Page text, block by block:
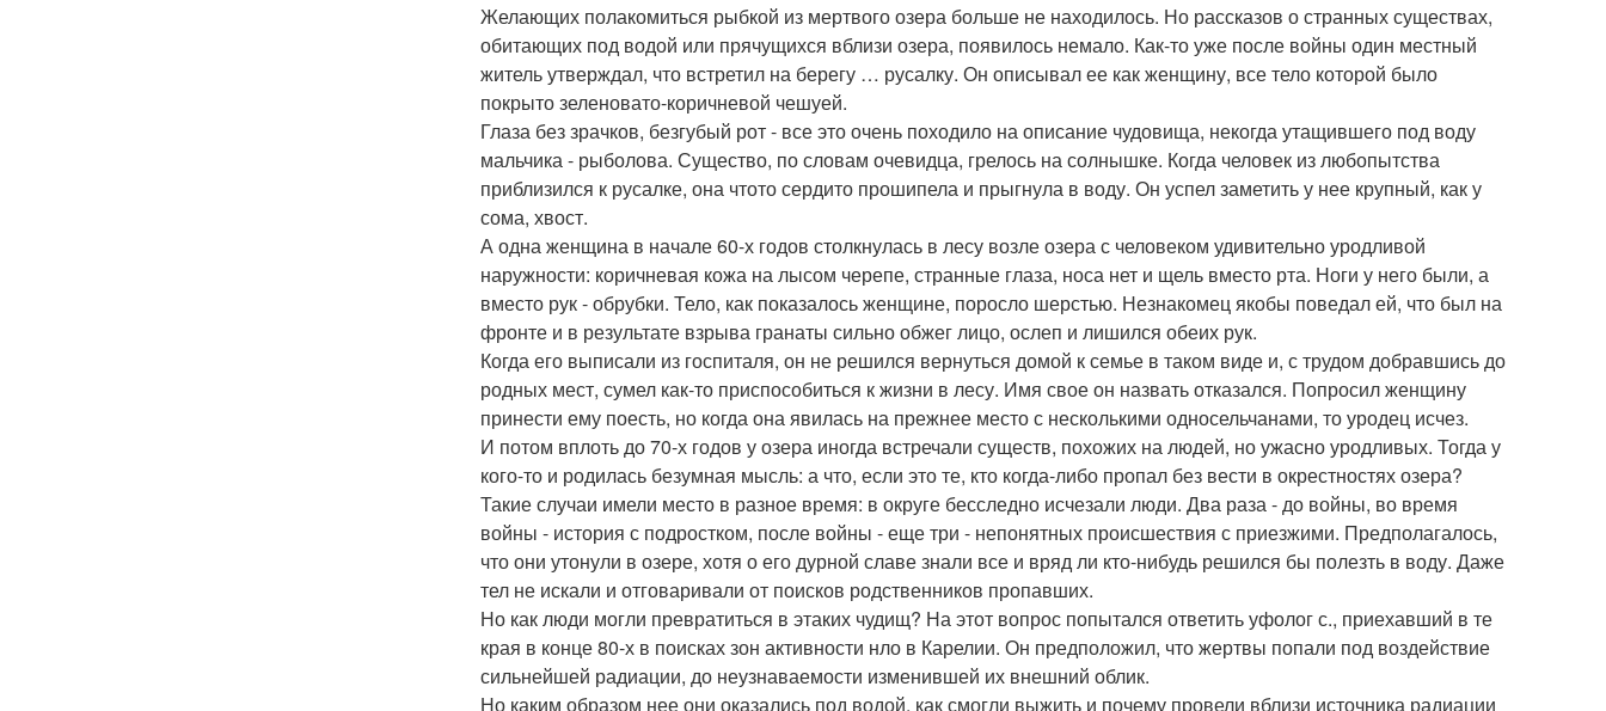
Желающих полакомиться рыбкой из мертвого озера больше не находилось. Но рассказов о странных существах,
обитающих под водой или прячущихся вблизи озера, появилось немало. Как-то уже после войны один местный
житель утверждал, что встретил на берегу … русалку. Он описывал ее как женщину, все тело которой было
покрыто зеленовато-коричневой чешуей.
Глаза без зрачков, безгубый рот - все это очень походило на описание чудовища, некогда утащившего под воду
мальчика - рыболова. Существо, по словам очевидца, грелось на солнышке. Когда человек из любопытства
приблизился к русалке, она чтото сердито прошипела и прыгнула в воду. Он успел заметить у нее крупный, как у
сома, хвост.
А одна женщина в начале 60-х годов столкнулась в лесу возле озера с человеком удивительно уродливой
наружности: коричневая кожа на лысом черепе, странные глаза, носа нет и щель вместо рта. Ноги у него были, а
вместо рук - обрубки. Тело, как показалось женщине, поросло шерстью. Незнакомец якобы поведал ей, что был на
фронте и в результате взрыва гранаты сильно обжег лицо, ослеп и лишился обеих рук.
Когда его выписали из госпиталя, он не решился вернуться домой к семье в таком виде и, с трудом добравшись до
родных мест, сумел как-то приспособиться к жизни в лесу. Имя свое он назвать отказался. Попросил женщину
принести ему поесть, но когда она явилась на прежнее место с несколькими односельчанами, то уродец исчез.
И потом вплоть до 70-х годов у озера иногда встречали существ, похожих на людей, но ужасно уродливых. Тогда у
кого-то и родилась безумная мысль: а что, если это те, кто когда-либо пропал без вести в окрестностях озера?
Такие случаи имели место в разное время: в округе бесследно исчезали люди. Два раза - до войны, во время
войны - история с подростком, после войны - еще три - непонятных происшествия с приезжими. Предполагалось,
что они утонули в озере, хотя о его дурной славе знали все и вряд ли кто-нибудь решился бы полезть в воду. Даже
тел не искали и отговаривали от поисков родственников пропавших.
Но как люди могли превратиться в этаких чудищ? На этот вопрос попытался ответить уфолог с., приехавший в те
края в конце 80-х в поисках зон активности нло в Карелии. Он предположил, что жертвы попали под воздействие
сильнейшей радиации, до неузнаваемости изменившей их внешний облик.
Но каким образом нее они оказались под водой, как смогли выжить и почему провели вблизи источника радиации